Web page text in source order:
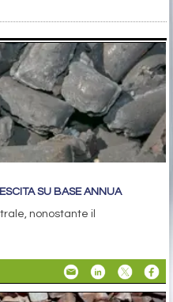
SU BASE ANNUA
nonostante il